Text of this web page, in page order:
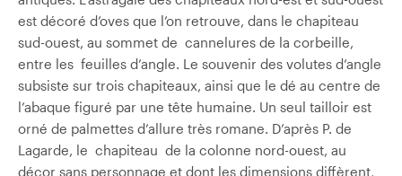
est décoré d’oves que l’on retrouve, dans le chapiteau
sud-ouest, au sommet de cannelures de la corbeille,
entre les feuilles d’angle. Le souvenir des volutes d’angle
subsiste sur trois chapiteaux, ainsi que le dé au centre de
l’abaque figuré par une tête humaine. Un seul tailloir est
orné de palmettes d’allure très romane. D’après P. de
Lagarde, le chapiteau de la colonne nord-ouest, au
décor sans personnage et dont les dimensions diffèrent,